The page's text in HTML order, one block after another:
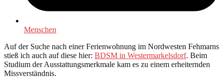
Menschen
Auf der Suche nach einer Ferienwohnung im Nordwesten Fehmarns
stieß ich auch auf diese hier: BDSM in Westermarkelsdorf. Beim
Studium der Ausstattungsmerkmale kam es zu einem erheiternden
Missverständnis.